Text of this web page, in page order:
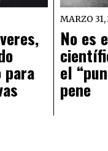
para
MARZO
No es
el
pene